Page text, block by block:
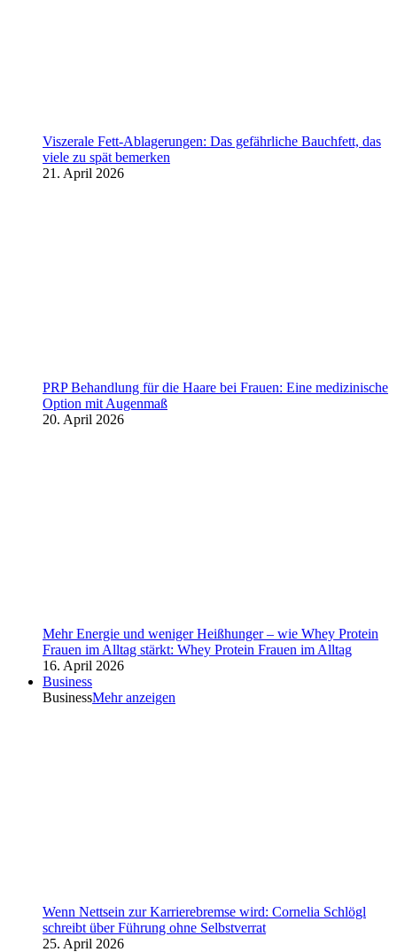
Viszerale Fett-Ablagerungen: Das gefährliche Bauchfett, das
viele zu spät bemerken
21. April 2026
PRP Behandlung für die Haare bei Frauen: Eine medizinische
Option mit Augenmaß
20. April 2026
Mehr Energie und weniger Heißhunger – wie Whey Protein
Frauen im Alltag stärkt: Whey Protein Frauen im Alltag
16. April 2026
Business
BusinessMehr anzeigen
Wenn Nettsein zur Karrierebremse wird: Cornelia Schlögl
schreibt über Führung ohne Selbstverrat
25. April 2026